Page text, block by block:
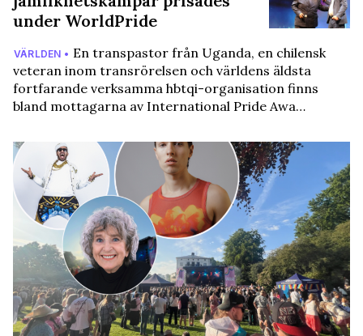
under WorldPride
VÄRLDEN • En transpastor från Uganda, en chilensk
veteran inom transrörelsen och världens äldsta
fortfarande verksamma hbtqi-organisation finns
bland mottagarna av International Pride Awa…